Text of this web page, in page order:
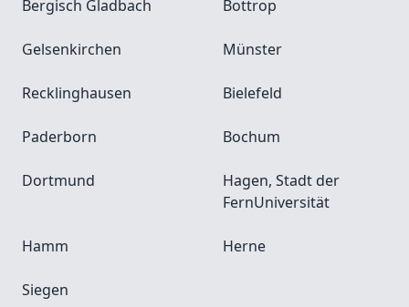
Bergisch Gladbach Bottrop
Gelsenkirchen Münster
Recklinghausen Bielefeld
Paderborn Bochum
Dortmund
Hagen, Stadt der
FernUniversität
Hamm Herne
Siegen